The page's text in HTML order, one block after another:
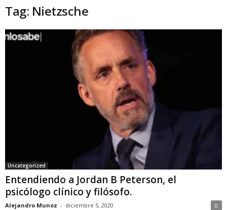
Tag: Nietzsche
Uncategorized
Entendiendo a Jordan B Peterson, el
psicólogo clínico y filósofo.
Alejandro Munoz - diciembre 5, 2020 0